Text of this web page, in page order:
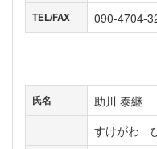
TEL/FAX
090-4704-
氏名
助川 泰継
すけがわ